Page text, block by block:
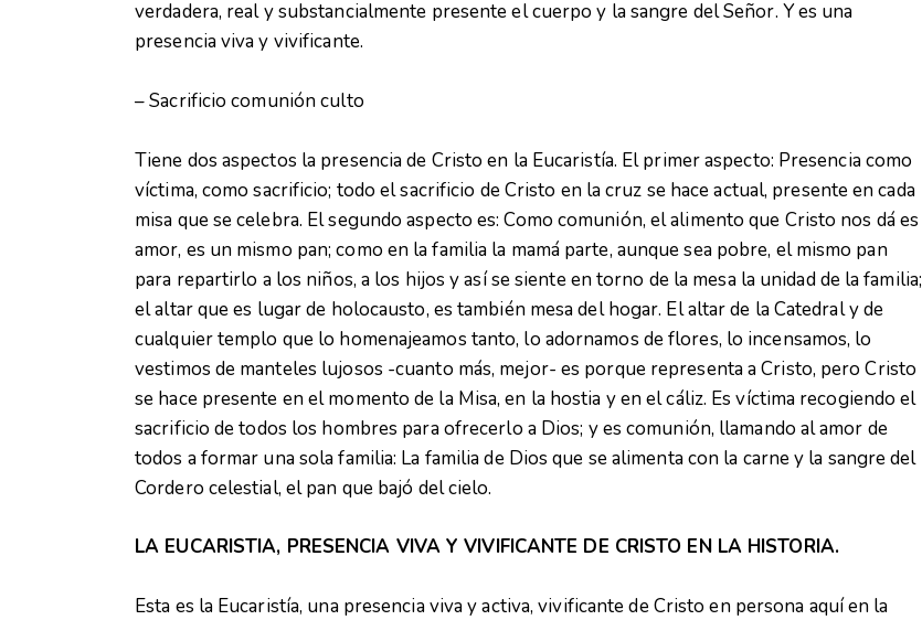
verdadera, real y substancialmente presente el cuerpo y la sangre del Señor. Y es una
presencia viva y vivificante.
– Sacrificio comunión culto
Tiene dos aspectos la presencia de Cristo en la Eucaristía. El primer aspecto: Presencia como
víctima, como sacrificio; todo el sacrificio de Cristo en la cruz se hace actual, presente en cada
misa que se celebra. El segundo aspecto es: Como comunión, el alimento que Cristo nos dá es
amor, es un mismo pan; como en la familia la mamá parte, aunque sea pobre, el mismo pan
para repartirlo a los niños, a los hijos y así se siente en torno de la mesa la unidad de la familia;
el altar que es lugar de holocausto, es también mesa del hogar. El altar de la Catedral y de
cualquier templo que lo homenajeamos tanto, lo adornamos de flores, lo incensamos, lo
vestimos de manteles lujosos -cuanto más, mejor- es porque representa a Cristo, pero Cristo
se hace presente en el momento de la Misa, en la hostia y en el cáliz. Es víctima recogiendo el
sacrificio de todos los hombres para ofrecerlo a Dios; y es comunión, llamando al amor de
todos a formar una sola familia: La familia de Dios que se alimenta con la carne y la sangre del
Cordero celestial, el pan que bajó del cielo.
LA EUCARISTIA, PRESENCIA VIVA Y VIVIFICANTE DE CRISTO EN LA HISTORIA.
Esta es la Eucaristía, una presencia viva y activa, vivificante de Cristo en persona aquí en la